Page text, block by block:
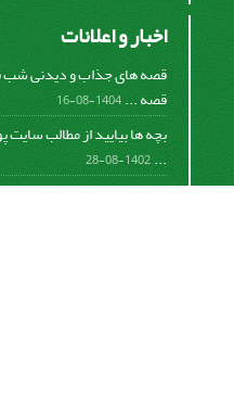
اخبار و اعلانات
قصه های جذاب و دیدنی شب
قصه ...1404-08-16
بچه ها بیایید از مطالب
...
1402-08-28